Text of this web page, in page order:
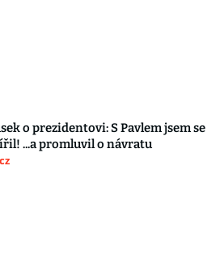
o prezidentovi: S Pavlem jsem se
...a promluvil o návratu